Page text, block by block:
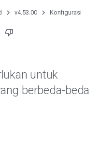
v4.53.00 Konfigurasi
untuk
berbeda-beda